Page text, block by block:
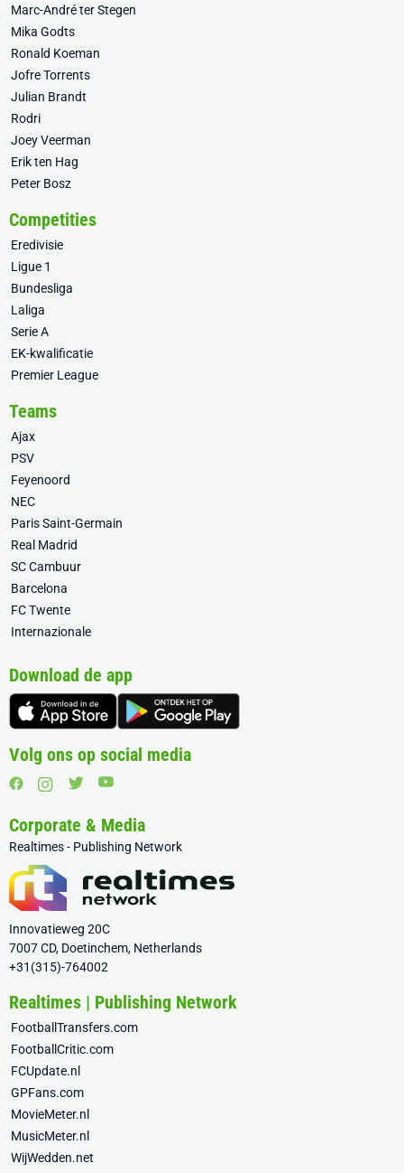
Marc-André ter Stegen
Mika Godts
Ronald Koeman
Jofre Torrents
Julian Brandt
Rodri
Joey Veerman
Erik ten Hag
Peter Bosz
Competities
Eredivisie
Ligue 1
Bundesliga
Laliga
Serie A
EK-kwalificatie
Premier League
Teams
Ajax
PSV
Feyenoord
NEC
Paris Saint-Germain
Real Madrid
SC Cambuur
Barcelona
FC Twente
Internazionale
Download de app
Volg ons op social media
Corporate & Media
Realtimes - Publishing Network
Innovatieweg 20C
7007 CD, Doetinchem, Netherlands
+31(315)-764002
Realtimes | Publishing Network
FootballTransfers.com
FootballCritic.com
FCUpdate.nl
GPFans.com
MovieMeter.nl
MusicMeter.nl
WijWedden.net